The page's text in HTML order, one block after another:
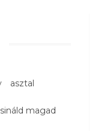
asztal
magad